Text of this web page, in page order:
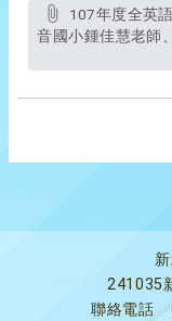
音國小鍾佳慧老師
241035
聯絡電話